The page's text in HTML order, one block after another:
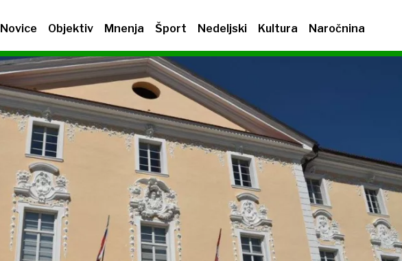
Novice Objektiv Mnenja Šport Nedeljski Kultura Naročnina